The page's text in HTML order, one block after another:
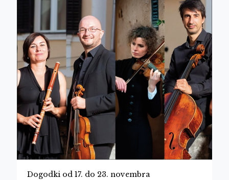
Dogodki od 17. do 23. novembra